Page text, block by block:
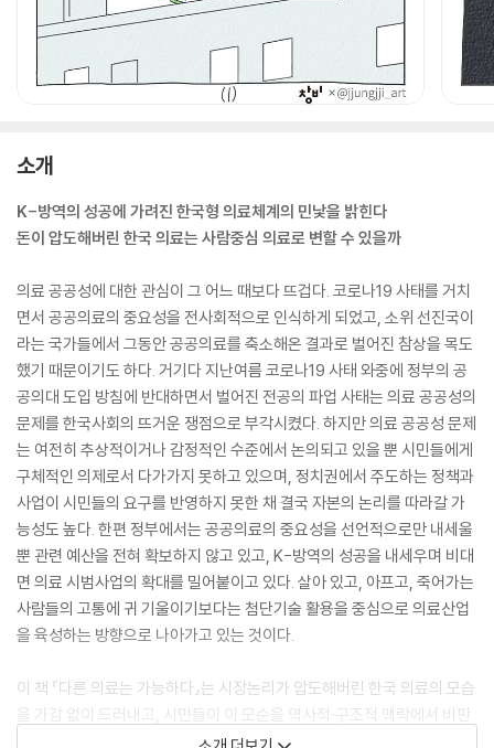
소개
K-방역의 성공에 가려진 한국형 의료체계의 민낯을 밝힌다
돈이 압도해버린 한국 의료는 사람중심 의료로 변할 수 있을까
의료 공공성에 대한 관심이 그 어느 때보다 뜨겁다. 코로나19 사태를 거치
면서 공공의료의 중요성을 전사회적으로 인식하게 되었고, 소위 선진국이
라는 국가들에서 그동안 공공의료를 축소해온 결과로 벌어진 참상을 목도
했기 때문이기도 하다. 거기다 지난여름 코로나19 사태 와중에 정부의 공
공의대 도입 방침에 반대하면서 벌어진 전공의 파업 사태는 의료 공공성의
문제를 한국사회의 뜨거운 쟁점으로 부각시켰다. 하지만 의료 공공성 문제
는 여전히 추상적이거나 감정적인 수준에서 논의되고 있을 뿐 시민들에게
구체적인 의제로서 다가가지 못하고 있으며, 정치권에서 주도하는 정책과
사업이 시민들의 요구를 반영하지 못한 채 결국 자본의 논리를 따라갈 가
능성도 높다. 한편 정부에서는 공공의료의 중요성을 선언적으로만 내세울
뿐 관련 예산을 전혀 확보하지 않고 있고, K-방역의 성공을 내세우며 비대
면 의료 시범사업의 확대를 밀어붙이고 있다. 살아 있고, 아프고, 죽어가는
사람들의 고통에 귀 기울이기보다는 첨단기술 활용을 중심으로 의료산업
을 육성하는 방향으로 나아가고 있는 것이다.
이 책 『다른 의료는 가능하다』는 시장논리가 압도해버린 한국 의료의 모습
을 가감 없이 드러내고, 시민들이 이 모순을 역사적·구조적 맥락에서 비판
적으로 성찰하게끔 기획되었다. 돌봄과 커먼즈의 문제를 지속적으로 연구